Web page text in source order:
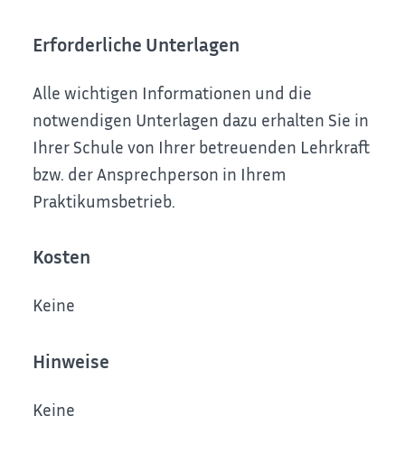
Erforderliche Unterlagen
Alle wichtigen Informationen und die
notwendigen Unterlagen dazu erhalten Sie in
Ihrer Schule von Ihrer betreuenden Lehrkraft
bzw. der Ansprechperson in Ihrem
Praktikumsbetrieb.
Kosten
Keine
Hinweise
Keine